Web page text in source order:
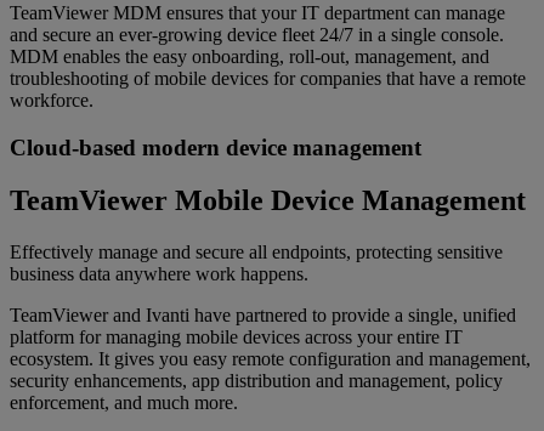
TeamViewer MDM ensures that your IT department can manage
and secure an ever-growing device fleet 24/7 in a single console.
MDM enables the easy onboarding, roll-out, management, and
troubleshooting of mobile devices for companies that have a remote
workforce.
Cloud-based modern device management
TeamViewer Mobile Device Management
Effectively manage and secure all endpoints, protecting sensitive
business data anywhere work happens.
TeamViewer and Ivanti have partnered to provide a single, unified
platform for managing mobile devices across your entire IT
ecosystem. It gives you easy remote configuration and management,
security enhancements, app distribution and management, policy
enforcement, and much more.